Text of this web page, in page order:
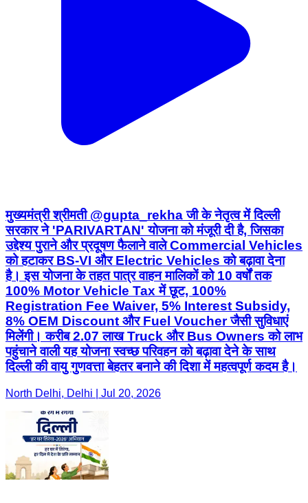
मुख्यमंत्री श्रीमती @gupta_rekha जी के नेतृत्व में दिल्ली
सरकार ने 'PARIVARTAN' योजना को मंजूरी दी है, जिसका
उद्देश्य पुराने और प्रदूषण फैलाने वाले Commercial Vehicles
को हटाकर BS-VI और Electric Vehicles को बढ़ावा देना
है। इस योजना के तहत पात्र वाहन मालिकों को 10 वर्षों तक
100% Motor Vehicle Tax में छूट, 100%
Registration Fee Waiver, 5% Interest Subsidy,
8% OEM Discount और Fuel Voucher जैसी सुविधाएं
मिलेंगी। करीब 2.07 लाख Truck और Bus Owners को लाभ
पहुंचाने वाली यह योजना स्वच्छ परिवहन को बढ़ावा देने के साथ
दिल्ली की वायु गुणवत्ता बेहतर बनाने की दिशा में महत्वपूर्ण कदम है।
North Delhi, Delhi | Jul 20, 2026